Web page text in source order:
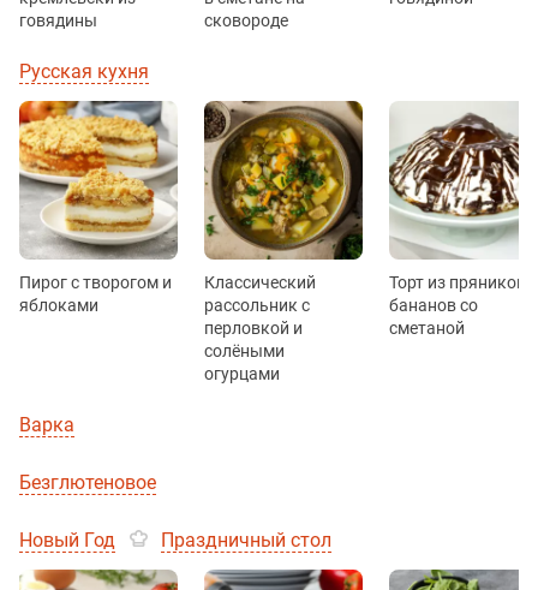
говядины
сковороде
Русская кухня
Пирог с творогом и
яблоками
Классический
рассольник с
перловкой и
солёными
огурцами
Торт из пряников и
бананов со
сметаной
Варка
Безглютеновое
Новый Год Праздничный стол